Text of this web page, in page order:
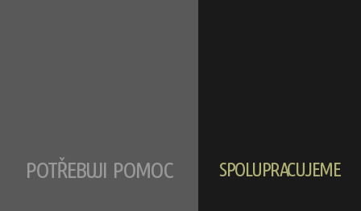
POTŘEBUJI POMOC SPOLUPRACUJEME